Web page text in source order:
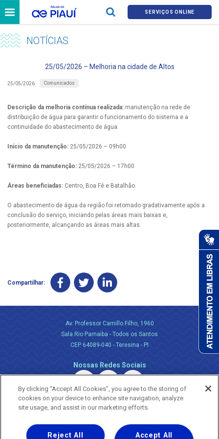
SERVIÇOS ONLINE
NOTÍCIAS
25/05/2026 – Melhoria na cidade de Altos
25/05/2026 Comunicados
Descrição da melhoria contínua realizada: manutenção na rede de
distribuição de água para garantir o funcionamento do sistema e a
continuidade do abastecimento de água.
Início da manutenção: 25/05/2026 – 09h00
Término da manutenção: 25/05/2026 – 17h00
Áreas beneficiadas: Centro, Boa Fé e Batalhão.
O abastecimento de água da região foi retomado gradativamente após a
conclusão do serviço, iniciando pelas áreas mais baixas e,
posteriormente, alcançando as áreas mais altas.
Compartilhar:
Av. Professor Camillo Filho, 1960
Sala Rio Parnaiba - Todos os Santos
CEP 64089-040 - Teresina - PI
Nossas Redes Sociais
By clicking “Accept All Cookies”, you agree to the storing of
cookies on your device to enhance site navigation, analyze
site usage, and assist in our marketing efforts.
Accept All
Reject All